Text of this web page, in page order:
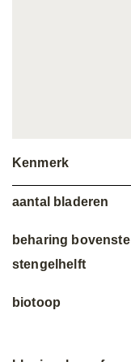
Kenmerk
aantal bladeren
beharing bovenste
stengelhelft
biotoop